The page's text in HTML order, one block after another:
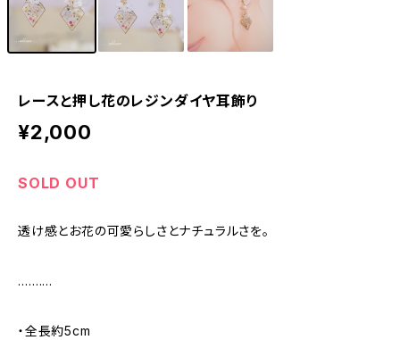
レースと押し花のレジンダイヤ耳飾り
¥2,000
SOLD OUT
透け感とお花の可愛らしさとナチュラルさを。
…….…
・全長約5cm